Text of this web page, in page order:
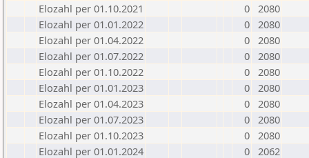
Elozahl per 01.10.2021
0 2080
Elozahl per 01.01.2022
0 2080
Elozahl per 01.04.2022
0 2080
Elozahl per 01.07.2022
0 2080
Elozahl per 01.10.2022
0 2080
Elozahl per 01.01.2023
0 2080
Elozahl per 01.04.2023
0 2080
Elozahl per 01.07.2023
0 2080
Elozahl per 01.10.2023
0 2080
Elozahl per 01.01.2024
0 2062